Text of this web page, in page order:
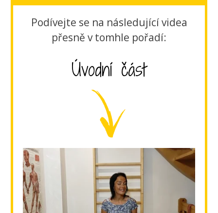
Podívejte se na následující videa
přesně v tomhle pořadí:
Úvodní část